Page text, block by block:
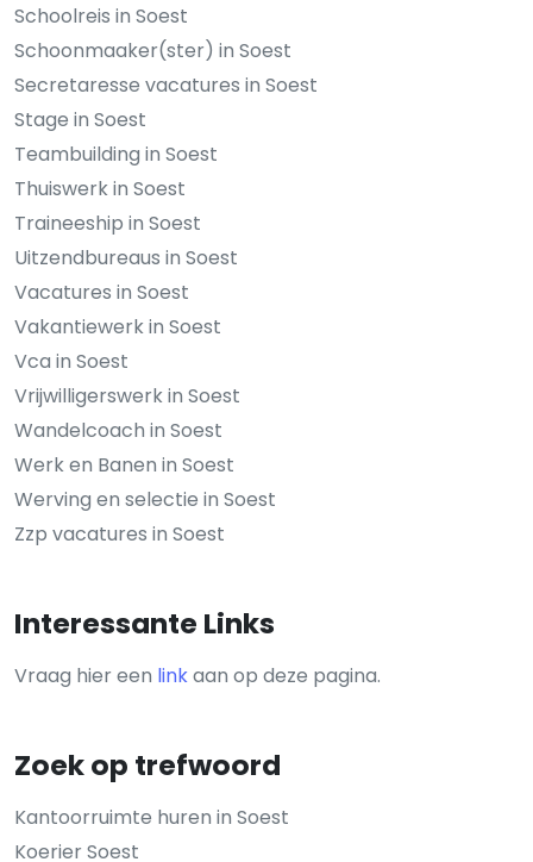
Schoolreis in Soest
Schoonmaaker(ster) in Soest
Secretaresse vacatures in Soest
Stage in Soest
Teambuilding in Soest
Thuiswerk in Soest
Traineeship in Soest
Uitzendbureaus in Soest
Vacatures in Soest
Vakantiewerk in Soest
Vca in Soest
Vrijwilligerswerk in Soest
Wandelcoach in Soest
Werk en Banen in Soest
Werving en selectie in Soest
Zzp vacatures in Soest
Interessante Links
Vraag hier een linkaan op deze pagina.
Zoek op trefwoord
Kantoorruimte huren in Soest
Koerier Soest